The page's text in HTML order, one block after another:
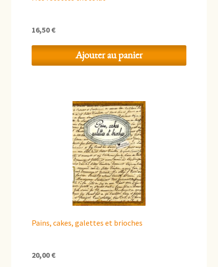
16,50€
Ajouter au panier
Pains, cakes, galettes et brioches
20,00€